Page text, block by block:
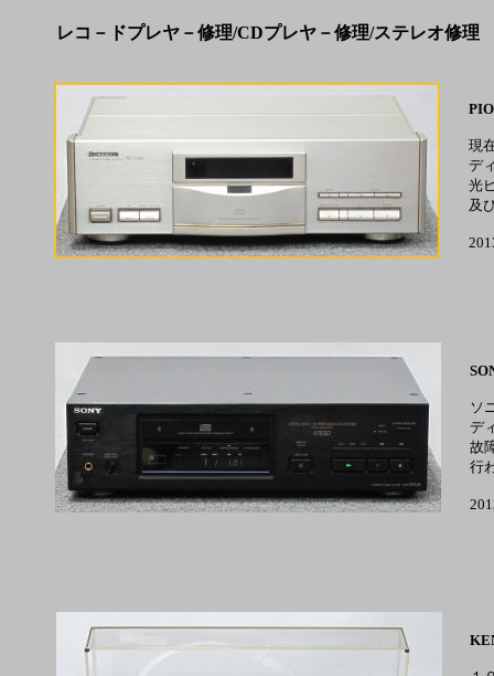
現
デ
光
及
ソ
デ
故
行
レコ－ドプレヤ－修理/CDプレヤ－修理/ステレオ修理